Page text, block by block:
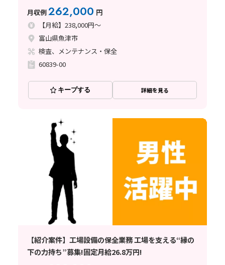
指せます!正社員雇用で安定したい方必見!
月収例262,000 円
【月給】238,000円～
富山県魚津市
検査、メンテナンス・保全
60839-00
キープする 詳細を見る
【紹介案件】工場設備の保全業務 工場を支える“縁の
下の力持ち”募集!固定月給26.8万円!